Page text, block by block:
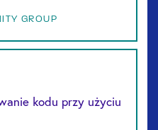
GROUP
kodu przy użyciu